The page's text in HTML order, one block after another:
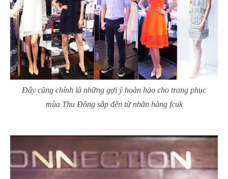
Đây cũng chính là những gợi ý hoàn hảo cho trang phục
mùa Thu Đông sắp đến từ nhãn hàng fcuk